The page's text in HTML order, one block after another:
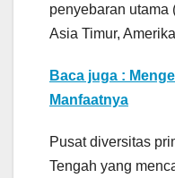
penyebaran utama
Asia Timur,
Baca juga :
Manfaatnya
Pusat diversitas
Tengah yang